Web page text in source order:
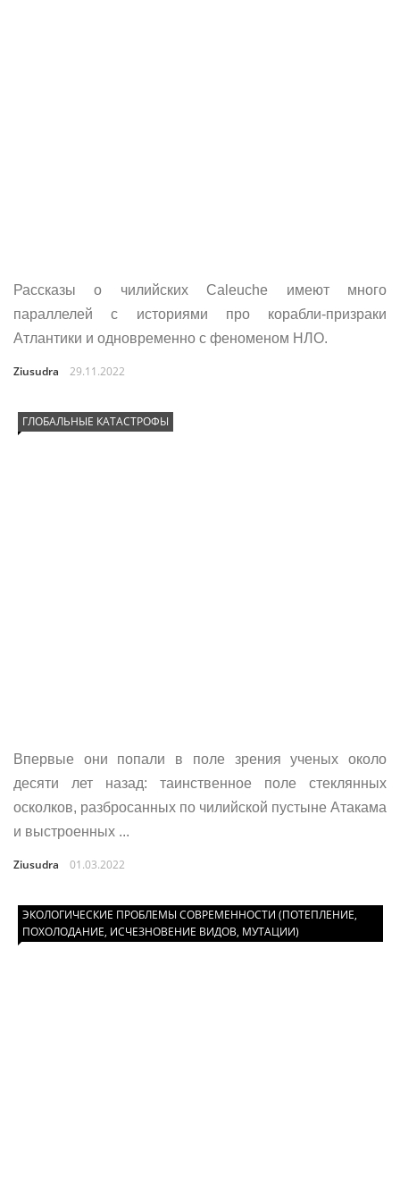
Рассказы о чилийских Caleuche имеют много
параллелей с историями про корабли-призраки
Атлантики и одновременно с феноменом НЛО.
Ziusudra 29.11.2022
ГЛОБАЛЬНЫЕ КАТАСТРОФЫ
Впервые они попали в поле зрения ученых около
десяти лет назад: таинственное поле стеклянных
осколков, разбросанных по чилийской пустыне Атакама
и выстроенных ...
Ziusudra 01.03.2022
ЭКОЛОГИЧЕСКИЕ ПРОБЛЕМЫ СОВРЕМЕННОСТИ (ПОТЕПЛЕНИЕ,
ПОХОЛОДАНИЕ, ИСЧЕЗНОВЕНИЕ ВИДОВ, МУТАЦИИ)